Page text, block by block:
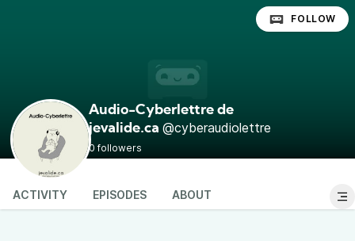
Audio-Cyberlettre de
jevalide.ca @cyberaudiolettre
0 followers
FOLLOW
ACTIVITY EPISODES ABOUT